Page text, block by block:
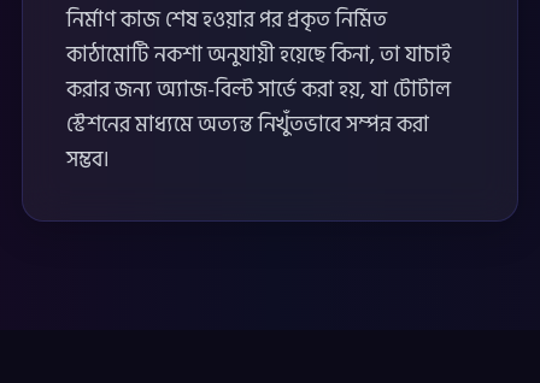
নির্মাণ কাজ শেষ হওয়ার পর প্রকৃত নির্মিত
কাঠামোটি নকশা অনুযায়ী হয়েছে কিনা, তা যাচাই
করার জন্য অ্যাজ-বিল্ট সার্ভে করা হয়, যা টোটাল
স্টেশনের মাধ্যমে অত্যন্ত নিখুঁতভাবে সম্পন্ন করা
সম্ভব।